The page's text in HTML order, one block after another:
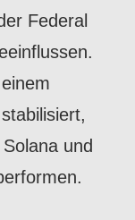
Federal
und